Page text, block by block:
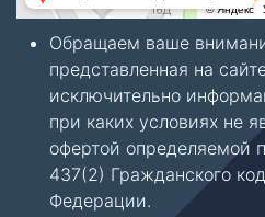
Обращаем ваше
представленная на
исключительно
при каких условиях не
офертой определяемой
437(2) Гражданского
Федерации.